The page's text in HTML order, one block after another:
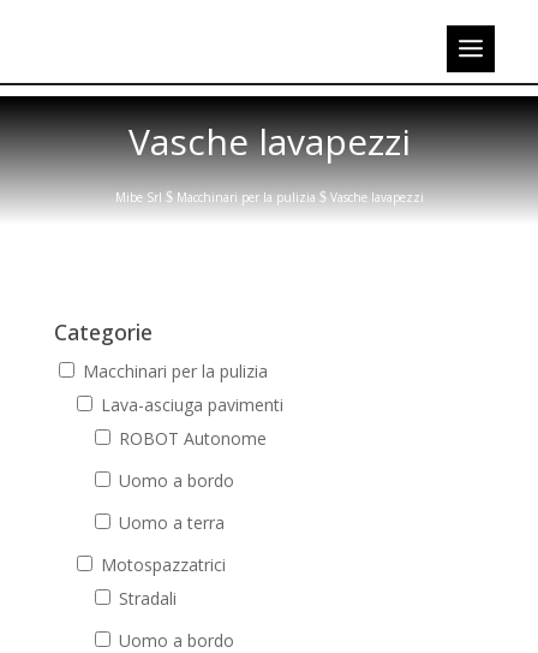
Vasche lavapezzi
Mibe Srl $ Macchinari per la pulizia $ Vasche lavapezzi
Categorie
Macchinari per la pulizia
Lava-asciuga pavimenti
ROBOT Autonome
Uomo a bordo
Uomo a terra
Motospazzatrici
Stradali
Uomo a bordo